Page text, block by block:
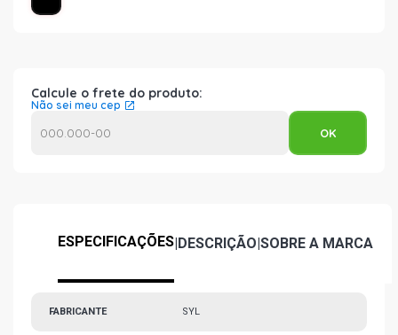
Calcule o frete do produto:
Não sei meu cep
ESPECIFICAÇÕES|DESCRIÇÃO|SOBRE A MARCA
FABRICANTE SYL